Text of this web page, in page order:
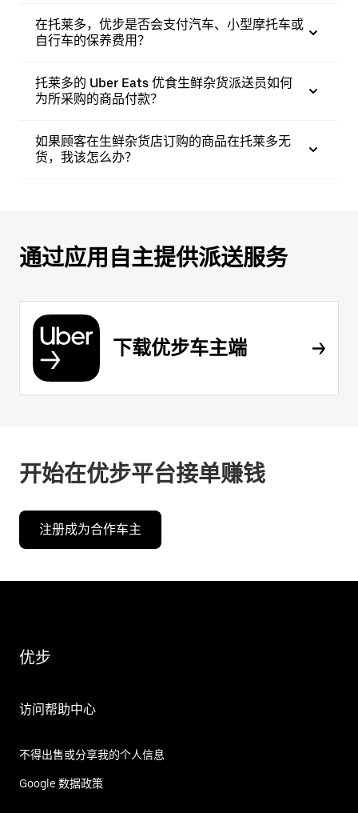
在托莱多，优步是否会支付汽车、小型摩托车或
自行车的保养费用？
托莱多的 Uber Eats 优食生鲜杂货派送员如何
为所采购的商品付款？
如果顾客在生鲜杂货店订购的商品在托莱多无
货，我该怎么办？
通过应用自主提供派送服务
下载优步车主端
开始在优步平台接单赚钱
注册成为合作车主
优步
访问帮助中心
不得出售或分享我的个人信息
Google 数据政策